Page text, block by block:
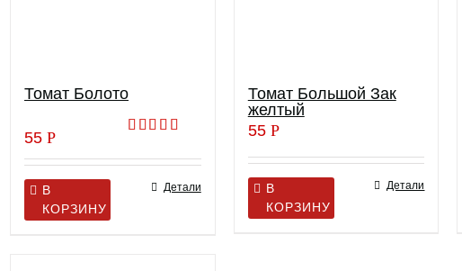
Томат Болото
5.00из 5
55Р
В
КОРЗИНУ
Детали
Томат Большой Зак
желтый
55 Р
В
КОРЗИНУ
Детали